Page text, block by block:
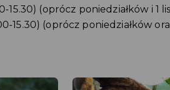
15.30) (oprócz poniedziałków i 1
15.30) (oprócz poniedziałków